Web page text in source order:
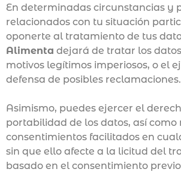
En determinadas circunstancias y
relacionados con tu situación
oponerte al tratamiento de tus
Alimenta dejará de tratar los
motivos legítimos imperiosos, o el
defensa de posibles reclamaciones.
Asimismo, puedes ejercer el
portabilidad de los datos, así como
consentimientos facilitados en
sin que ello afecte a la licitud del
basado en el consentimiento